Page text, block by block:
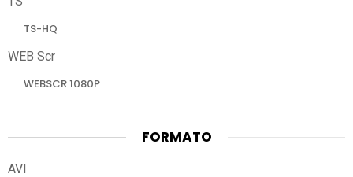
TS-HQ
WEB Scr
WEBSCR 1080P
FORMATO
AVI